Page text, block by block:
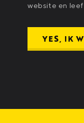
website en leef
YES, IK